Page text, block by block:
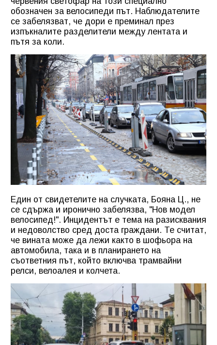
обозначен за велосипеди път. Наблюдателите
се забелязват, че дори е преминал през
изпъкналите разделители между лентата и
пътя за коли.
Един от свидетелите на случката, Бояна Ц., не
се сдържа и иронично забелязва, "Нов модел
велосипед!". Инцидентът е тема на разисквания
и недоволство сред доста граждани. Те считат,
че вината може да лежи както в шофьора на
автомобила, така и в планирането на
съответния път, който включва трамвайни
релси, велоалея и колчета.